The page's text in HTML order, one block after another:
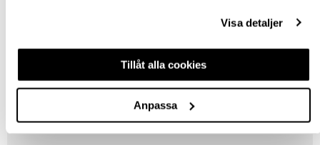
Visa detaljer
Tillåt alla cookies
Anpassa
SPECIFIKATION